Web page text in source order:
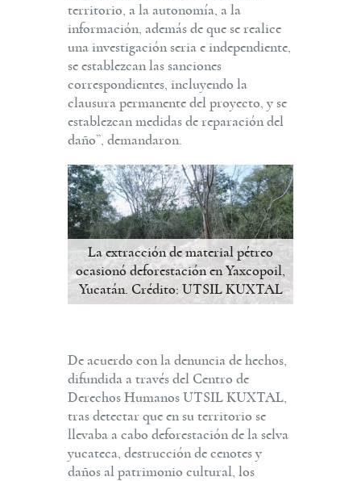
territorio, a la autonomía, a la
información, además de que se realice
una investigación seria e independiente,
se establezcan las sanciones
correspondientes, incluyendo la
clausura permanente del proyecto, y se
establezcan medidas de reparación del
daño”, demandaron.
La extracción de material pétreo
ocasionó deforestación en Yaxcopoil,
Yucatán. Crédito: UTSIL KUXTAL
De acuerdo con la denuncia de hechos,
difundida a través del Centro de
Derechos Humanos UTSIL KUXTAL,
tras detectar que en su territorio se
llevaba a cabo deforestación de la selva
yucateca, destrucción de cenotes y
daños al patrimonio cultural, los